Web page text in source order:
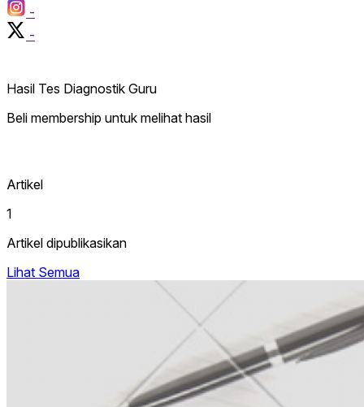
-
-
Hasil Tes Diagnostik Guru
Beli membership untuk melihat hasil
Artikel
1
Artikel dipublikasikan
Lihat Semua